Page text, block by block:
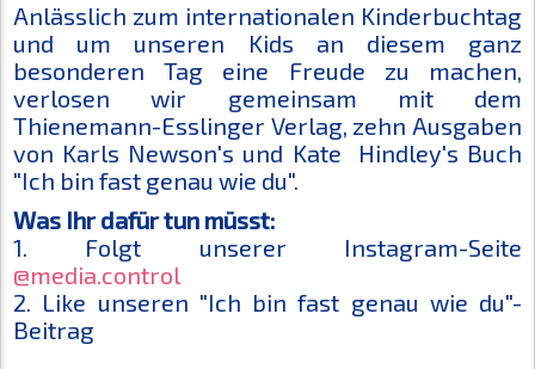
Anlässlich zum internationalen Kinderbuchtag
und um unseren Kids an diesem ganz
besonderen Tag eine Freude zu machen,
verlosen wir gemeinsam mit dem
Thienemann-Esslinger Verlag, zehn Ausgaben
von Karls Newson's und Kate
Hindley's Buch
"Ich bin fast genau wie du".
Was Ihr dafür tun müsst:
1. Folgt unserer Instagram-Seite
@media.control
2. Like unseren "Ich bin fast genau wie du"-
Beitrag